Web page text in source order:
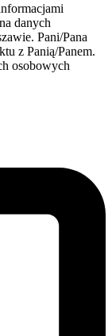
danych
Pani/Pana
z Panią/Panem.
osobowych